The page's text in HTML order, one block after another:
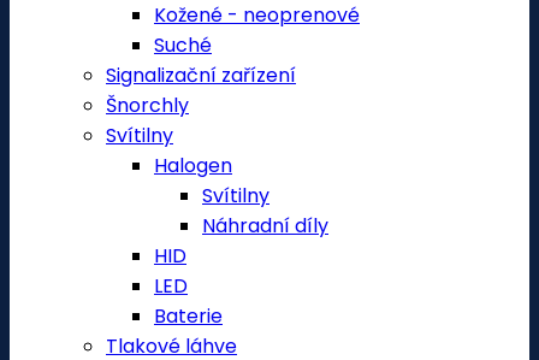
Kožené - neoprenové
Suché
Signalizační zařízení
Šnorchly
Svítilny
Halogen
Svítilny
Náhradní díly
HID
LED
Baterie
Tlakové láhve